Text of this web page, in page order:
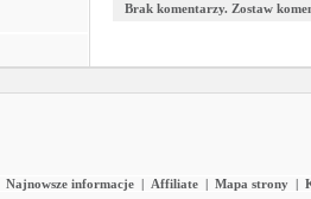
Brak komentarzy. Zostaw
Najnowsze informacje | Affiliate | Mapa strony |